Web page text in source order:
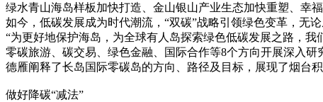
绿水青山海岛样板加快打造、金山银山产业生态加快重塑、
如今，低碳发展成为时代潮流，“双碳”战略引领绿色变革，无
“为更好地保护海岛，为全球有人岛探索绿色低碳发展之路，
零碳旅游、碳交易、绿色金融、国际合作等8个方向开展深入
德雁阐释了长岛国际零碳岛的方向、路径及目标，展现了烟台
做好降碳“减法”